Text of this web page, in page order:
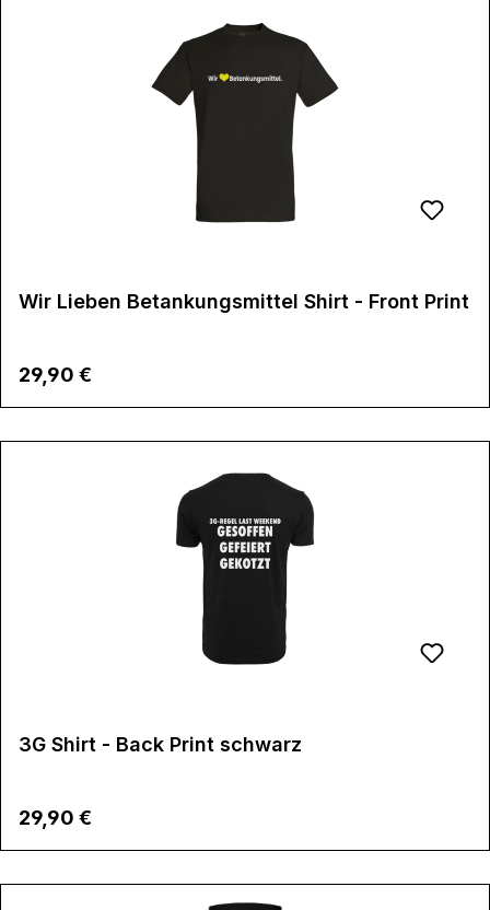
Wir Lieben Betankungsmittel Shirt - Front Print
Regulärer Preis:
29,90 €
3G Shirt - Back Print schwarz
Regulärer Preis:
29,90 €